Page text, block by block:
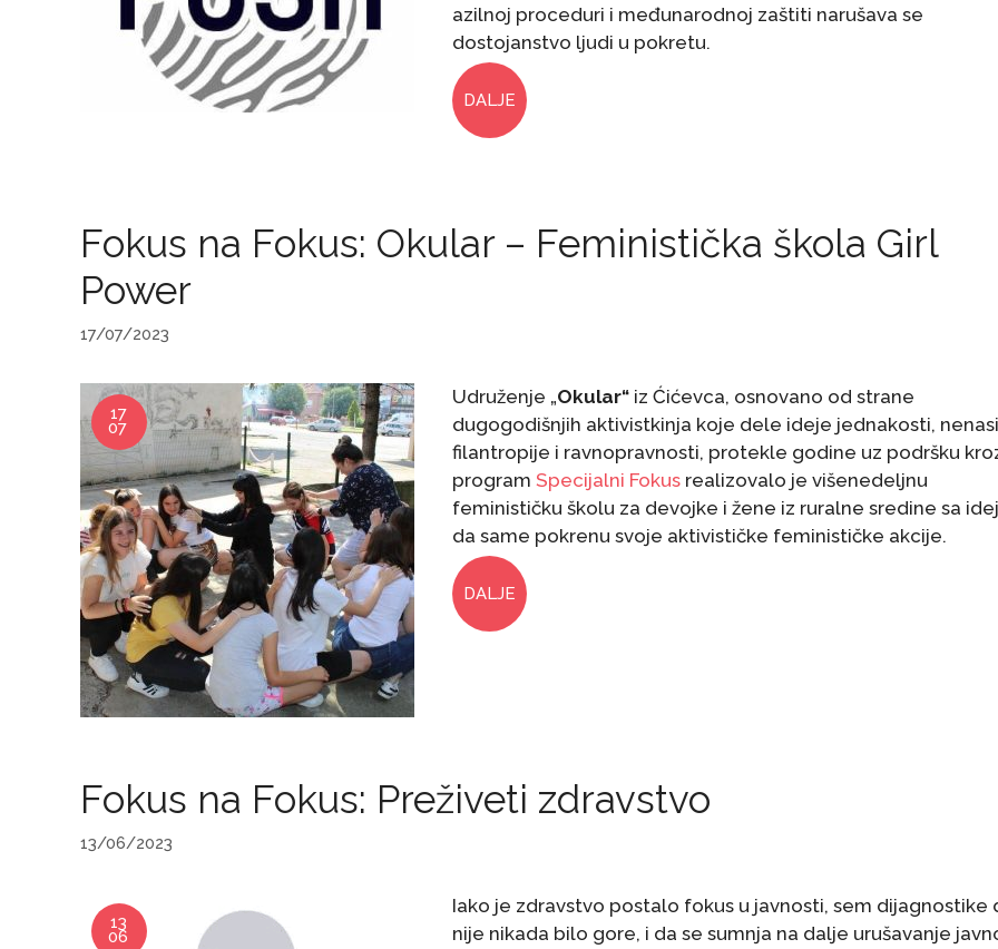
azilnoj proceduri i međunarodnoj zaštiti narušava se
dostojanstvo ljudi u pokretu.
DALJE
Fokus na Fokus: Okular – Feministička škola Girl
Power
17/07/2023
17
07
Udruženje „Оkular“ iz Ćićevca, osnovano od strane
dugogodišnjih aktivistkinja koje dele ideje jednakosti,
filantropije i ravnopravnosti, protekle godine uz podršku
program Specijalni Fokus realizovalo je višenedeljnu
feminističku školu za devojke i žene iz ruralne sredine sa
da same pokrenu svoje aktivističke feminističke akcije.
DALJE
Fokus na Fokus: Preživeti zdravstvo
13/06/2023
13
06
Iako je zdravstvo postalo fokus u javnosti, sem dijagnostike
nije nikada bilo gore, i da se sumnja na dalje urušavanje